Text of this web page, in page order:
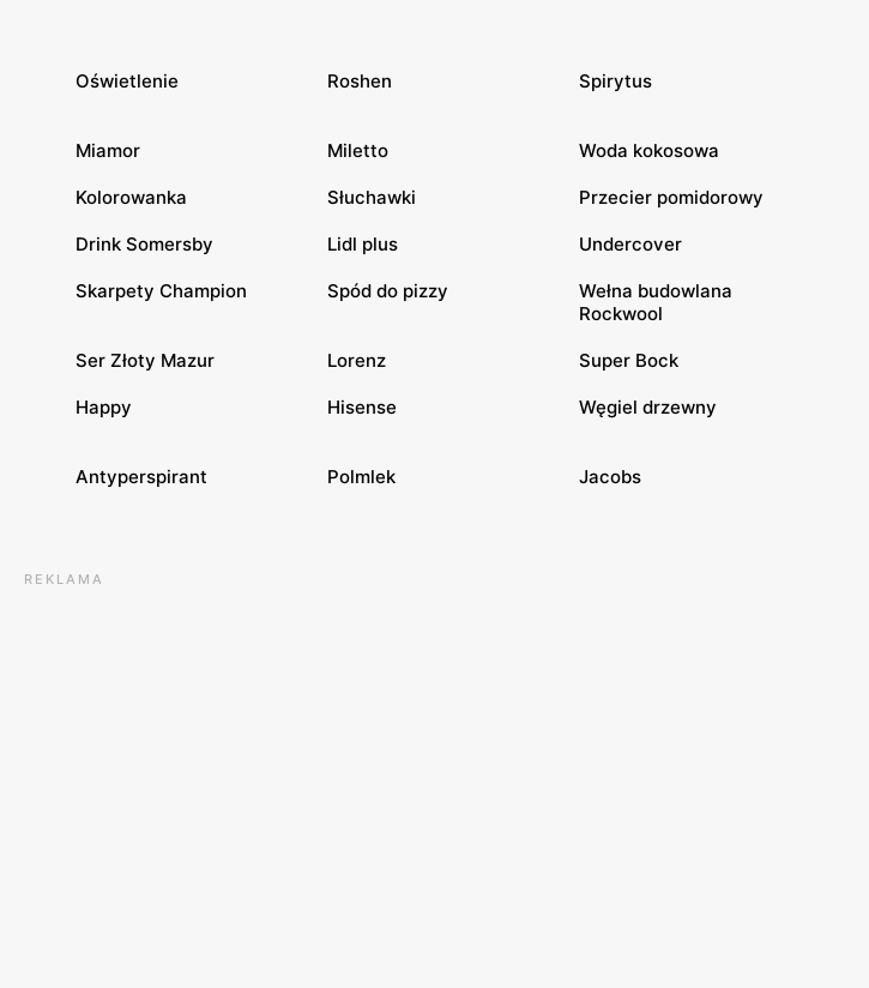
Oświetlenie Roshen Spirytus
Miamor Miletto Woda kokosowa
Kolorowanka Słuchawki Przecier pomidorowy
Drink Somersby Lidl plus Undercover
Skarpety Champion Spód do pizzy
Wełna budowlana
Rockwool
Ser Złoty Mazur Lorenz Super Bock
Happy Hisense Węgiel drzewny
Antyperspirant Polmlek Jacobs
REKLAMA